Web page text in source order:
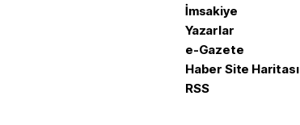
İmsakiye
Yazarlar
e-Gazete
Haber Site Haritası
RSS